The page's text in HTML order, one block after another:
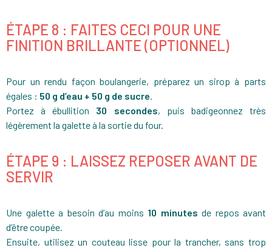
ÉTAPE 8 : FAITES CECI POUR UNE
FINITION BRILLANTE (OPTIONNEL)
Pour un rendu façon boulangerie, préparez un sirop à parts
égales : 50 g d’eau + 50 g de sucre.
Portez à ébullition 30 secondes, puis badigeonnez très
légèrement la galette à la sortie du four.
ÉTAPE 9 : LAISSEZ REPOSER AVANT DE
SERVIR
Une galette a besoin d’au moins 10 minutes de repos avant
d’être coupée.
Ensuite, utilisez un couteau lisse pour la trancher, sans trop